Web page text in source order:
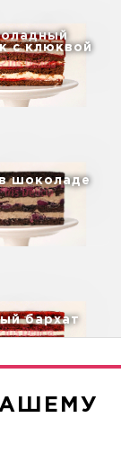
с клюквой
шоколаде
бархат